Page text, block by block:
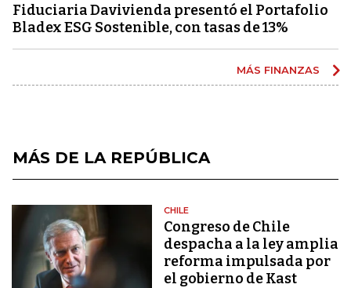
Fiduciaria Davivienda presentó el Portafolio
Bladex ESG Sostenible, con tasas de 13%
MÁS FINANZAS
MÁS DE LA REPÚBLICA
CHILE
Congreso de Chile
despacha a la ley amplia
reforma impulsada por
el gobierno de Kast